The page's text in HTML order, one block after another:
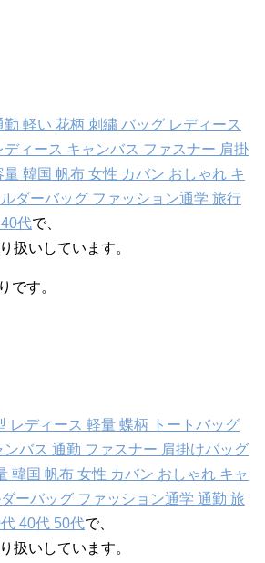
軽い 花柄 刺繍 バッグ レディース
ィース キャンバス ファスナー 肩掛
韓国 帆布 女性 カバン おしゃれ キ
ダーバッグ ファッション通学 旅行
代で、
扱いしています。
です。
レディース 軽量 蝶柄 トートバッグ
ンバス 通勤 ファスナー 肩掛けバッグ
韓国 帆布 女性 カバン おしゃれ キャ
ーバッグ ファッション通学 通勤 旅
40代 50代で、
扱いしています。